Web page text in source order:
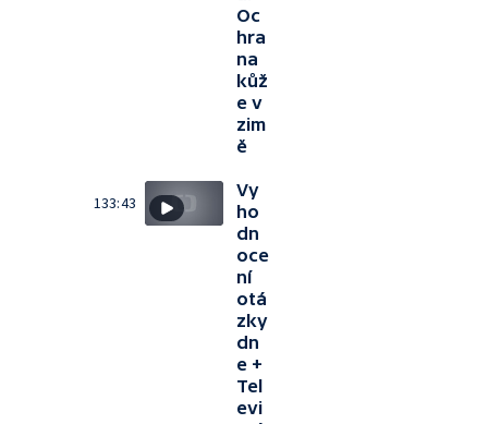
Oc
hra
na
kůž
e v
zim
ě
133:43
Vy
ho
dn
oce
ní
otá
zky
dn
e +
Tel
evi